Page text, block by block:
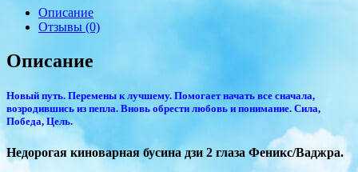
Описание
Отзывы (0)
Описание
Новый путь. Перемены к лучшему. Помогает начать все сначала,
возродившись из пепла. Вновь обрести любовь и понимание. Сила,
Победа, Цель.
Недорогая киноварная бусина дзи 2 глаза Феникс/Ваджра.